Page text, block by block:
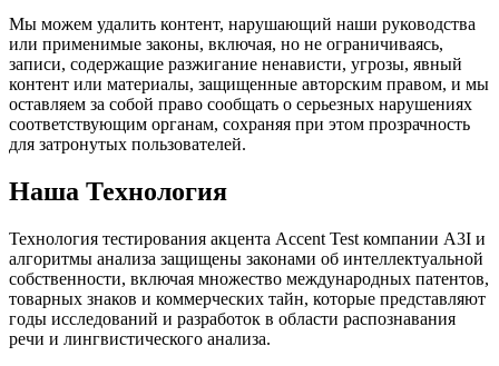
Мы можем удалить контент, нарушающий наши руководства
или применимые законы, включая, но не ограничиваясь,
записи, содержащие разжигание ненависти, угрозы, явный
контент или материалы, защищенные авторским правом, и мы
оставляем за собой право сообщать о серьезных нарушениях
соответствующим органам, сохраняя при этом прозрачность
для затронутых пользователей.
Наша Технология
Технология тестирования акцента Accent Test компании A3I и
алгоритмы анализа защищены законами об интеллектуальной
собственности, включая множество международных патентов,
товарных знаков и коммерческих тайн, которые представляют
годы исследований и разработок в области распознавания
речи и лингвистического анализа.